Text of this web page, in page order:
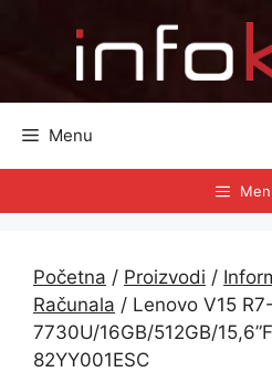
Menu
Početna / Proizvodi /
Računala / Lenovo V15 R7-
7730U/16GB/512GB/
82YY001ESC